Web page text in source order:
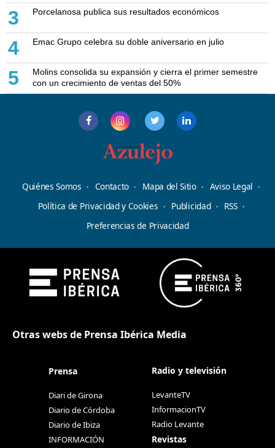
3 Porcelanosa publica sus resultados económicos
4 Emac Grupo celebra su doble aniversario en julio
5
Molins consolida su expansión y cierra el primer semestre
con un crecimiento de ventas del 50%
Quiénes Somos Contacto Mapa del Sitio
Aviso Legal
Política de Privacidad y Cookies
Publicidad
RSS
Preferencias de Privacidad
Otras webs de Prensa Ibérica Media
Prensa
Diari de Girona
Diario de Córdoba
Diario de Ibiza
INFORMACIÓN
Radio y televisión
LevanteTV
InformacionTV
Radio Levante
Revistas